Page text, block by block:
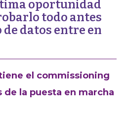
oportunidad
todo antes
de datos entre en
el commissioning
de la puesta en marcha